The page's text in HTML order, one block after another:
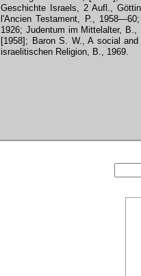
Geschichte Israels, 2 Aufl., Gö
l'Ancien Testament, P.,
1926; Judentum im Mittelalter,
[1958]; Baron S. W., A social
israelitischen Religion, B., 1969.